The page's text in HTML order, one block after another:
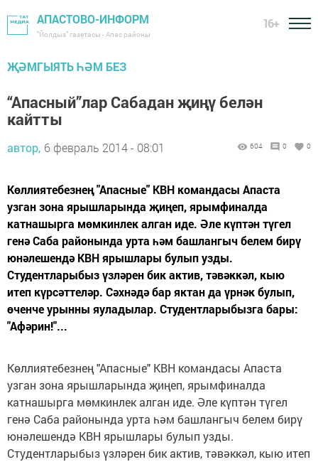
АПАСТОВО-ИНФОРМ
"Йолдыз" газетасы - Апас районы
16+
ҖӘМГЫЯТЬ ҺӘМ БЕЗ
“Апасный”лар Сабадан җиңү белән
кайтты
автор, 6 февраль 2014 - 08:01 604 0 0
Көллиятебезнең "Апасные" КВН командасы Апаста
узган зона ярышларында җиңеп, ярымфиналда
катнашырга мөмкинлек алган иде. Әле күптән түгел
генә Саба районында урта һәм башлангыч белем бирү
юнәлешендә КВН ярышлары булып узды.
Студентларыбыз үзләрен бик актив, тәвәккәл, кыю
итеп күрсәттеләр. Сәхнәдә бар яктан да үрнәк булып,
өченче урынны яуладылар. Студентларыбызга бары:
"Афәрин!"...
Көллиятебезнең "Апасные" КВН командасы Апаста
узган зона ярышларында җиңеп, ярымфиналда
катнашырга мөмкинлек алган иде. Әле күптән түгел
генә Саба районында урта һәм башлангыч белем бирү
юнәлешендә КВН ярышлары булып узды.
Студентларыбыз үзләрен бик актив, тәвәккәл, кыю итеп